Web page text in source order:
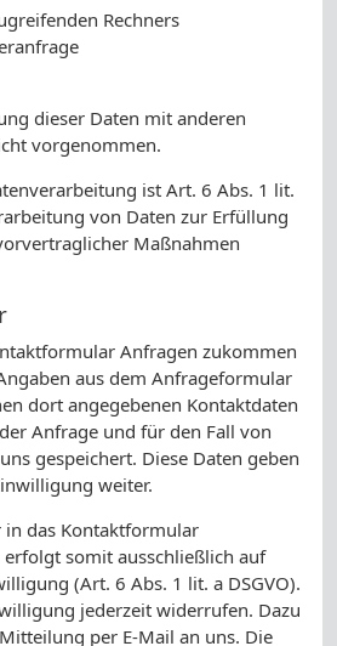
Rechners
dieser Daten mit anderen
vorgenommen.
ist Art. 6 Abs. 1 lit.
von Daten zur Erfüllung
Maßnahmen
Anfragen zukommen
aus dem Anfrageformular
dort angegebenen Kontaktdaten
Anfrage und für den Fall von
gespeichert. Diese Daten geben
weiter.
in das Kontaktformular
somit ausschließlich auf
(Art. 6 Abs. 1 lit. a DSGVO).
jederzeit widerrufen. Dazu
per E-Mail an uns. Die